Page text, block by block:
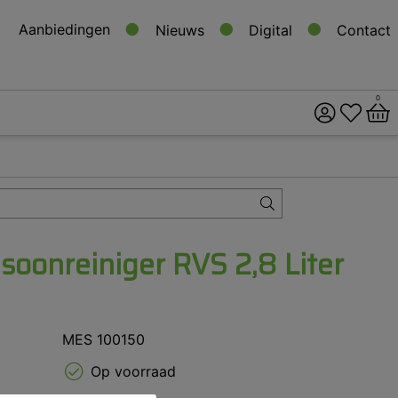
Aanbiedingen Nieuws Digital Contact
0
RVS 2,8 Liter
MES 100150
Op voorraad